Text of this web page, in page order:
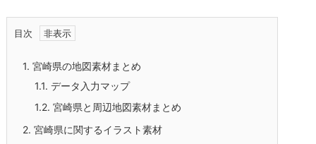
目次
1. 宮崎県の地図素材まとめ
1.1. データ入力マップ
1.2. 宮崎県と周辺地図素材まとめ
2. 宮崎県に関するイラスト素材